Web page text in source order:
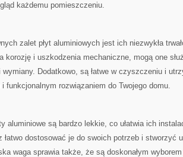
każdemu pomieszczeniu.
zalet płyt aluminiowych⁣ jest ich niezwykła
korozję ⁤i uszkodzenia mechaniczne, mogą one
wymiany. Dodatkowo, są łatwe w czyszczeniu i
funkcjonalnym rozwiązaniem do Twojego domu.
aluminiowe są bardzo lekkie, co ułatwia ich
łatwo dostosować⁢ je do swoich potrzeb ‍i stworzyć
waga sprawia także, że są doskonałym